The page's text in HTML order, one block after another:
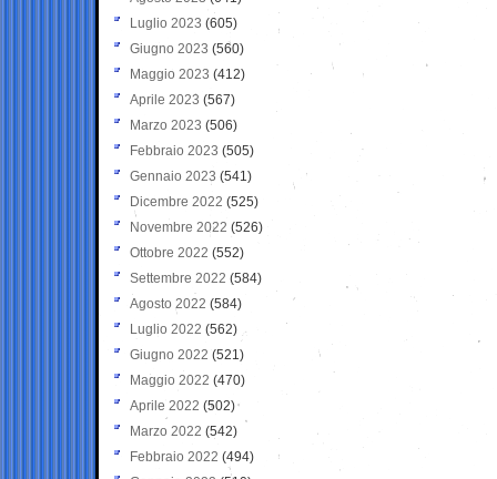
Luglio 2023 (605)
Giugno 2023 (560)
Maggio 2023 (412)
Aprile 2023 (567)
Marzo 2023 (506)
Febbraio 2023 (505)
Gennaio 2023 (541)
Dicembre 2022 (525)
Novembre 2022 (526)
Ottobre 2022 (552)
Settembre 2022 (584)
Agosto 2022 (584)
Luglio 2022 (562)
Giugno 2022 (521)
Maggio 2022 (470)
Aprile 2022 (502)
Marzo 2022 (542)
Febbraio 2022 (494)